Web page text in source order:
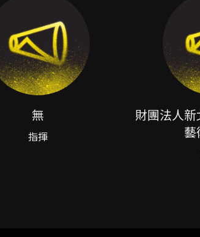
別著急，就讓我們來聽聽這段快板經典《
演變出各種不同的作品與表演生態，但怎
無
指揮
財團法人
藝